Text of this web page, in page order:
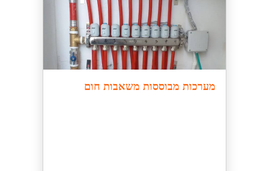
מערכות מבוססות משאבות חום